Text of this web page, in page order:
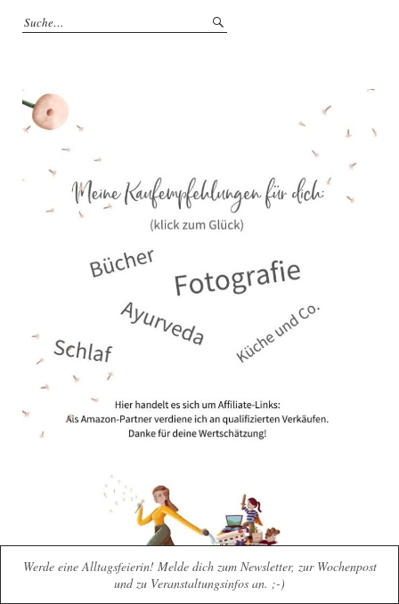
Werde eine Alltagsfeierin! Melde dich zum Newsletter, zur Wochenpost
und zu Veranstaltungsinfos an. ;-)